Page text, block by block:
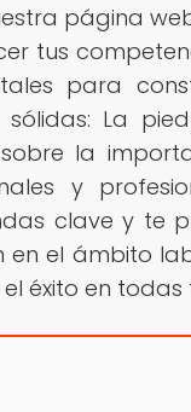
página
tus
para
La
la
y
clave y te
el ámbito
éxito en todas